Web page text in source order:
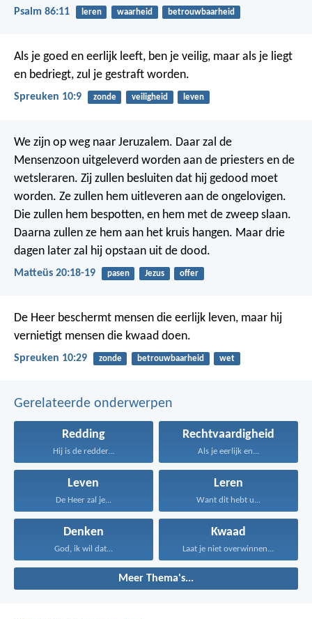
Psalm 86:11 leren waarheid betrouwbaarheid
Als je goed en eerlijk leeft, ben je veilig, maar als je liegt
en bedriegt, zul je gestraft worden.
Spreuken 10:9 zonde veiligheid leven
We zijn op weg naar Jeruzalem. Daar zal de
Mensenzoon uitgeleverd worden aan de priesters en de
wetsleraren. Zij zullen besluiten dat hij gedood moet
worden. Ze zullen hem uitleveren aan de ongelovigen.
Die zullen hem bespotten, en hem met de zweep slaan.
Daarna zullen ze hem aan het kruis hangen. Maar drie
dagen later zal hij opstaan uit de dood.
Matteüs 20:18-19 pasen Jezus offer
De Heer beschermt mensen die eerlijk leven, maar hij
vernietigt mensen die kwaad doen.
Spreuken 10:29 zonde betrouwbaarheid wet
Gerelateerde onderwerpen
Redding
Hij is de redder...
Rechtvaardigheid
Als je eerlijk en...
Leven
De Heer zal je...
Leren
Want dit hebt u...
Denken
God, ik wil dat...
Kwaad
Laat je niet overwinnen...
Meer Thema's...